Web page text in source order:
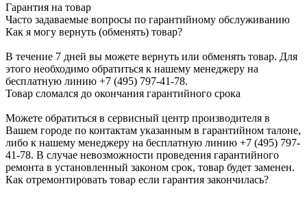
Гарантия на товар
Часто задаваемые вопросы по гарантийному обслуживанию
Как я могу вернуть (обменять) товар?
В течение 7 дней вы можете вернуть или обменять товар. Для
этого необходимо обратиться к нашему менеджеру на
бесплатную линию +7 (495) 797-41-78.
Товар сломался до окончания гарантийного срока
Можете обратиться в сервисный центр производителя в
Вашем городе по контактам указанным в гарантийном талоне,
либо к нашему менеджеру на бесплатную линию +7 (495) 797-
41-78. В случае невозможности проведения гарантийного
ремонта в установленный законом срок, товар будет заменен.
Как отремонтировать товар если гарантия закончилась?